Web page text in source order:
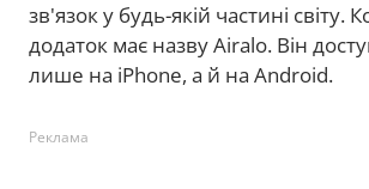
зв'язок у будь-якій частині світу.
додаток має назву Airalo. Він
лише на iPhone, а й на Android.
Реклама